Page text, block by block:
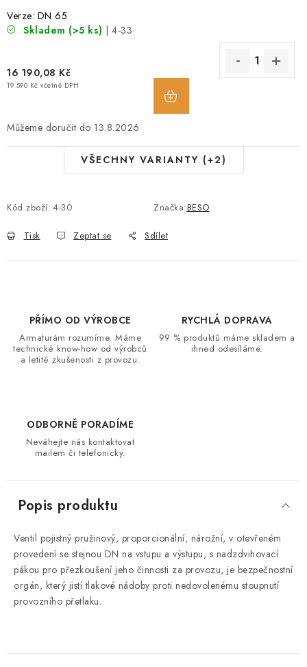
Verze: DN 65
Skladem (>5 ks) | 4-33
16 190,08 Kč
19 590 Kč včetně DPH
13.8.2026
VŠECHNY VARIANTY (+2)
Kód zboží: 4-30 Značka:BESO
Tisk Zeptat se Sdílet
PŘÍMO OD VÝROBCE
Armaturám rozumíme. Máme
technické know-how od výrobců
a letité zkušenosti z provozu.
RYCHLÁ DOPRAVA
99 % produktů máme skladem a
ihned odesíláme.
ODBORNĚ PORADÍME
Neváhejte nás kontaktovat
mailem či telefonicky.
Popis produktu
Ventil pojistný pružinový, proporcionální, nárožní, v otevřeném
provedení se stejnou DN na vstupu a výstupu, s nadzdvihovací
pákou pro přezkoušení jeho činnosti za provozu, je bezpečnostní
orgán, který jistí tlakové nádoby proti nedovolenému stoupnutí
provozního přetlaku.